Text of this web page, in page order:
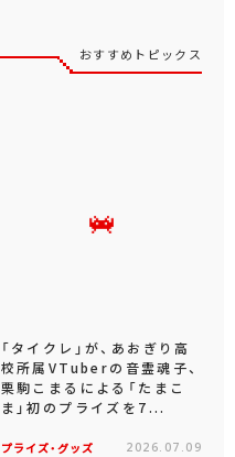
おすすめトピックス
「タイクレ」が、あおぎり高
校所属VTuberの音霊魂子、
栗駒こまるによる「たまこ
ま」初のプライズを7...
プライズ・グッズ 2026.07.09